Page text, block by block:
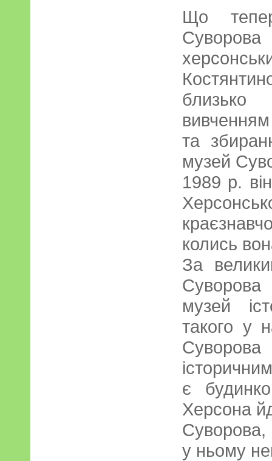
Що
Суворова
та
музей
1989 р.
колись
За
Суворова
музей
такого у
є
Херсона
у ньому